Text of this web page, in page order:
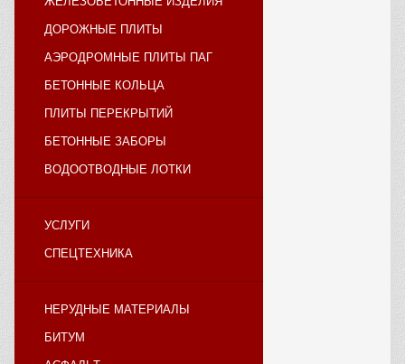
ДОРОЖНЫЕ ПЛИТЫ
АЭРОДРОМНЫЕ ПЛИТЫ ПАГ
БЕТОННЫЕ КОЛЬЦА
ПЛИТЫ ПЕРЕКРЫТИЙ
БЕТОННЫЕ ЗАБОРЫ
ВОДООТВОДНЫЕ ЛОТКИ
УСЛУГИ
СПЕЦТЕХНИКА
НЕРУДНЫЕ МАТЕРИАЛЫ
БИТУМ